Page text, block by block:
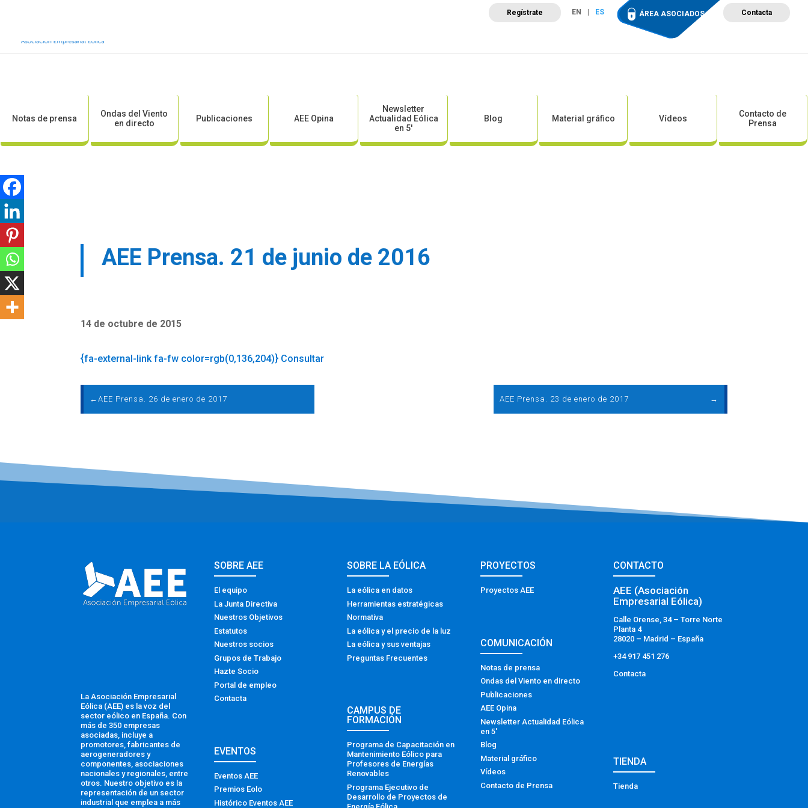
Regístrate EN ES ÁREA ASOCIADOS Contacta
Campus de Formación
Notas de prensa
Ondas del Viento
en directo
Publicaciones AEE Opina
Newsletter
Actualidad Eólica
en 5′
Blog Material gráfico Vídeos
Contacto de
Prensa
AEE Prensa. 21 de junio de 2016
14 de octubre de 2015
{fa-external-link fa-fw color=rgb(0,136,204)} Consultar
←AEE Prensa. 26 de enero de 2017 AEE Prensa. 23 de enero de 2017 →
La Asociación Empresarial
Eólica (AEE) es la voz del
sector eólico en España. Con
más de 350 empresas
asociadas, incluye a
promotores, fabricantes de
aerogeneradores y
componentes, asociaciones
nacionales y regionales, entre
otros. Nuestro objetivo es la
representación de un sector
industrial que emplea a más
SOBRE AEE
El equipo
La Junta Directiva
Nuestros Objetivos
Estatutos
Nuestros socios
Grupos de Trabajo
Hazte Socio
Portal de empleo
Contacta
EVENTOS
Eventos AEE
Premios Eolo
Histórico Eventos AEE
SOBRE LA EÓLICA
La eólica en datos
Herramientas estratégicas
Normativa
La eólica y el precio de la luz
La eólica y sus ventajas
Preguntas Frecuentes
CAMPUS DE
FORMACIÓN
Programa de Capacitación en
Mantenimiento Eólico para
Profesores de Energías
Renovables
Programa Ejecutivo de
Desarrollo de Proyectos de
PROYECTOS
Proyectos AEE
COMUNICACIÓN
Notas de prensa
Ondas del Viento en directo
Publicaciones
AEE Opina
Newsletter Actualidad Eólica
en 5′
Blog
Material gráfico
Vídeos
Contacto de Prensa
CONTACTO
AEE (Asociación
Empresarial Eólica)
Calle Orense, 34 – Torre Norte
Planta 4
28020 – Madrid – España
+34 917 451 276
Contacta
TIENDA
Tienda